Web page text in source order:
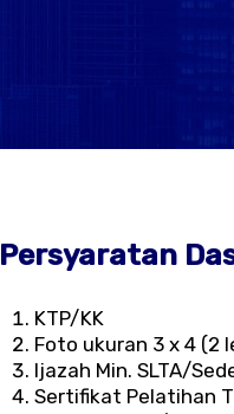
Persyaratan
KTP/KK
Foto ukuran 3 x 4 (2
Ijazah Min. SLTA/
Sertifikat Pelatihan